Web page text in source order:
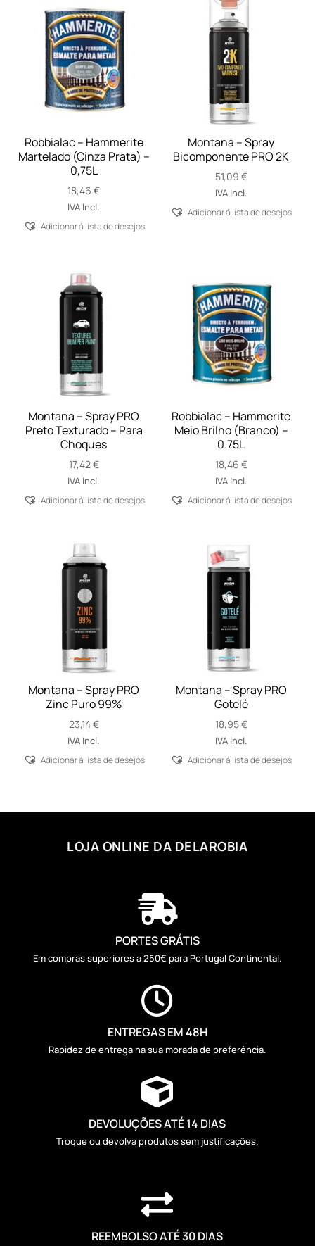
Robbialac – Hammerite
Martelado (Cinza Prata) –
0,75L
18,46€
IVA Incl.
Adicionar á lista de desejos
Montana – Spray
Bicomponente PRO 2K
51,09 €
IVA Incl.
Adicionar á lista de desejos
Montana – Spray PRO
Preto Texturado – Para
Choques
17,42€
IVA Incl.
Adicionar á lista de desejos
Robbialac – Hammerite
Meio Brilho (Branco) –
0.75L
18,46 €
IVA Incl.
Adicionar á lista de desejos
Montana – Spray PRO
Zinc Puro 99%
23,14€
IVA Incl.
Adicionar á lista de desejos
Montana – Spray PRO
Gotelé
18,95€
IVA Incl.
Adicionar á lista de desejos
LOJA ONLINE DA DELAROBIA

PORTES GRÁTIS
Em compras superiores a 250€ para Portugal Continental.

ENTREGAS EM 48H
Rapidez de entrega na sua morada de preferência.

DEVOLUÇÕES ATÉ 14 DIAS
Troque ou devolva produtos sem justificações.

REEMBOLSO ATÉ 30 DIAS